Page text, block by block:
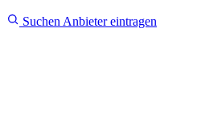
Suchen Anbieter eintragen